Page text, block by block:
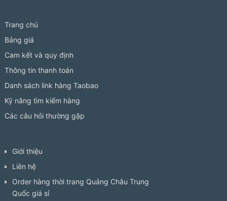
Trang chủ
Bảng giá
Cam kết và quy định
Thông tin thanh toán
Danh sách link hàng Taobao
Kỹ năng tìm kiếm hàng
Các câu hỏi thường gặp
Giới thiệu
Liên hệ
Order hàng thời trang Quảng Châu Trung
Quốc giá sỉ